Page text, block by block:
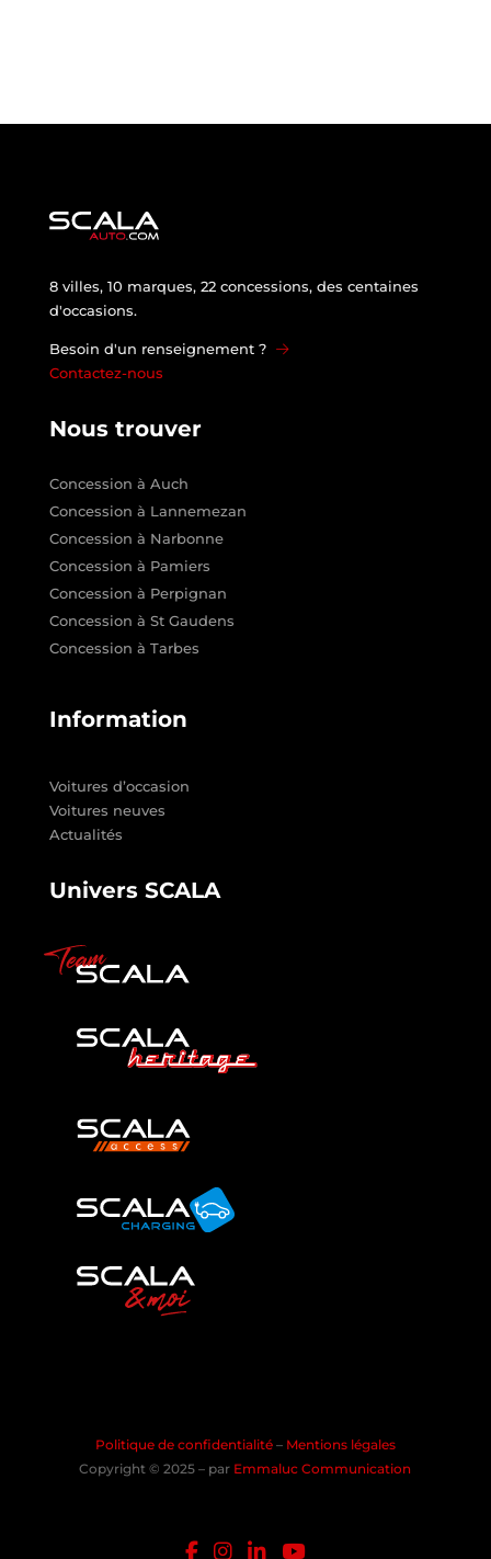
8 villes, 10 marques, 22 concessions, des centaines
d'occasions.
Besoin d'un renseignement ?
Contactez-nous
Nous trouver
Concession à Auch
Concession à Lannemezan
Concession à Narbonne
Concession à Pamiers
Concession à Perpignan
Concession à St Gaudens
Concession à Tarbes
Information
Voitures d’occasion
Voitures neuves
Actualités
Univers SCALA
Politique de confidentialité – Mentions légales
Copyright © 2025 – par Emmaluc Communication